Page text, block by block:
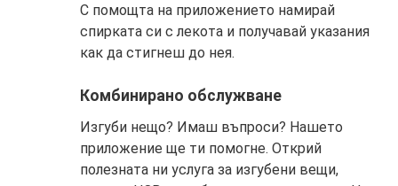
С помощта на приложението намирай
спирката си с лекота и получавай указания
как да стигнеш до нея.
Комбинирано обслужване
Изгуби нещо? Имаш въпроси? Нашето
приложение ще ти помогне. Открий
полезната ни услуга за изгубени вещи,